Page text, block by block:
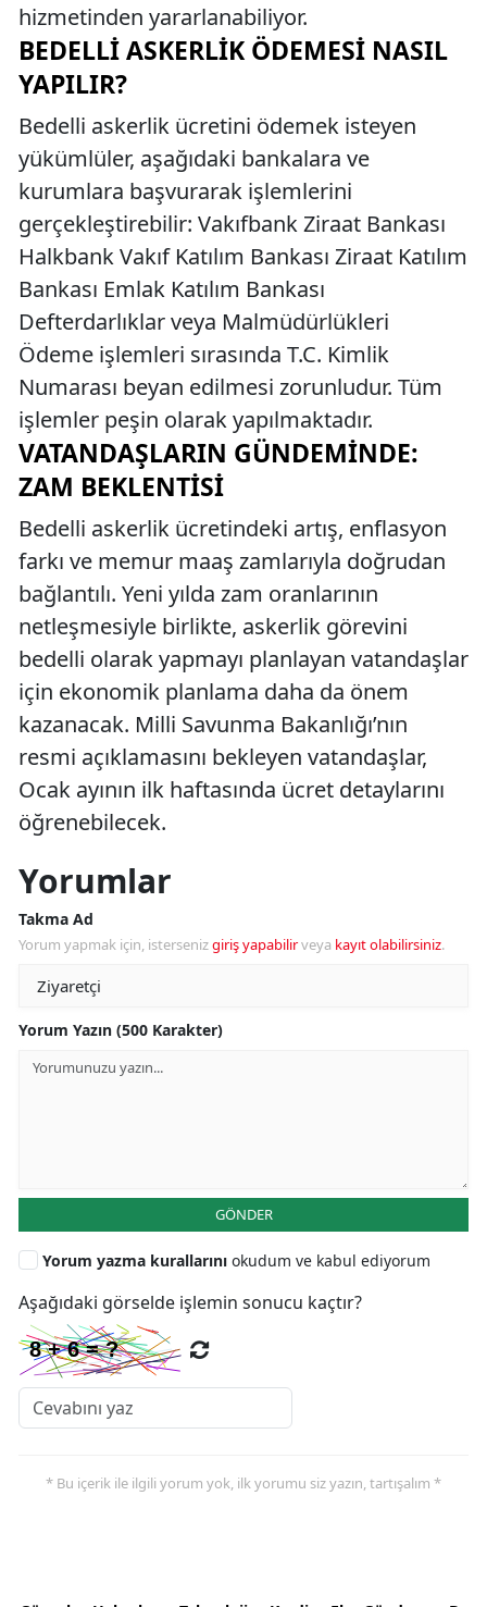
hizmetinden yararlanabiliyor.
BEDELLI ASKERLIK ÖDEMESI NASIL
YAPILIR?
Bedelli askerlik ücretini ödemek isteyen
yükümlüler, aşağıdaki bankalara ve
kurumlara başvurarak işlemlerini
gerçekleştirebilir: Vakıfbank Ziraat Bankası
Halkbank Vakıf Katılım Bankası Ziraat Katılım
Bankası Emlak Katılım Bankası
Defterdarlıklar veya Malmüdürlükleri
Ödeme işlemleri sırasında T.C. Kimlik
Numarası beyan edilmesi zorunludur. Tüm
işlemler peşin olarak yapılmaktadır.
VATANDAŞLARIN GÜNDEMINDE:
ZAM BEKLENTISI
Bedelli askerlik ücretindeki artış, enflasyon
farkı ve memur maaş zamlarıyla doğrudan
bağlantılı. Yeni yılda zam oranlarının
netleşmesiyle birlikte, askerlik görevini
bedelli olarak yapmayı planlayan vatandaşlar
için ekonomik planlama daha da önem
kazanacak. Milli Savunma Bakanlığı’nın
resmi açıklamasını bekleyen vatandaşlar,
Ocak ayının ilk haftasında ücret detaylarını
öğrenebilecek.
Yorumlar
Takma Ad
Yorum yapmak için, istersenizgiriş yapabilirveya kayıt olabilirsiniz.
Yorum Yazın (500 Karakter)
GÖNDER
Yorum yazma kurallarını okudum ve kabul ediyorum
Aşağıdaki görselde işlemin sonucu kaçtır?
* Bu içerik ile ilgili yorum yok, ilk yorumu siz yazın, tartışalım *